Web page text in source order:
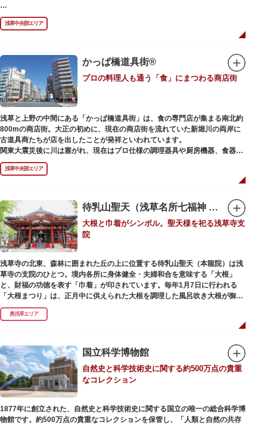
浅草の象徴とも言える「雷門（風雷神門）」は、高さ3.9mの大提灯と風神雷
神像が安置された浅草寺の総門。本堂前には2体の仁王尊像が並ぶ山門「宝
蔵門」が建ち、参拝客を堂々と迎えてくれます。本堂前には、邪気を払うご
身を清めましょう。「観音堂」とも呼ばれる本堂にはご本尊の聖観世音菩薩
が祀られており、毎日定時に法要が執り行われています。
境内の歴史ある建造物も必見です。ひと際目立つ五重塔、国指定重要文化財
の二天門、浅草名所七福神のひとつ・大黒天が祀られた影向堂（ようごうど
う）など、悠久の時に思いを馳せて見学をお楽しみください。
日没後はライトアップされ、朱塗りの建物がより一層鮮やかに浮かび上がり
ます。昼間は約90店舗が軒を連ねる仲見世のお店も閉まり、シャッターに描
かれた「浅草絵巻」を楽しめるのも夜の醍醐味。撮影スポットやデートスポ
ットにもおすすめです。昼間と比べて人が少なくゆっくり巡れるので、足を
運んでみてはいかがでしょうか。
浅草中央部エリア
かっぱ橋道具街®
プロの料理人も通う「食」にまつわる商店街
浅草と上野の中間にある「かっぱ橋道具街」は、食の専門店が集まる南北約
800mの商店街。大正の初めに、現在の商店街を流れていた新堀川の両岸に
古道具商たちが店を出したことが発祥といわれています。
関東大震災後に川は塞がれ、現在はプロ仕様の調理器具や厨房機器、食器、
包材、調理衣装など「食」にまつわる約170軒の専門店が集まる個性的な専
門商店街として賑わいを見せています。もちろん、ほとんどのお店が小売に
も対応。家庭の調理用具を購入したい人や観光客にもおすすめです。食品サ
毎年、道具の日である10月9日前後に開催される「かっぱ橋道具まつり」で
は、各店舗がおすすめ商品や掘り出しものを販売。また、年ごとに異なる
様々な催しものも行われます。
浅草中央部エリア
待乳山聖天（浅草名所七福神 毘沙門天）
大根と巾着がシンボル。聖天様を祀る浅草寺支
院
浅草寺の北東、森林に囲まれた丘の上に位置する待乳山聖天（本龍院）は浅
草寺の支院のひとつ。境内各所に身体健全・夫婦和合を意味する「大根」
と、財福の功徳を表す「巾着」が印されています。毎年1月7日に行われる
「大根まつり」は、正月中に供えられた大根を調理した風呂吹き大根が御神
酒とともに参拝者に振る舞われるイベント。聖天様のお下がりの大根をいた
だくことで、心身健康のご利益があるそうです。
養する最高の祈祷法。心願成就の力があると考えられており、依頼すると7
日間毎朝祈祷していただけます。また、浅草名所七福神のひとつとしても知
られ、毘沙門天が祀られています。
奥浅草エリア
国立科学博物館
自然史と科学技術史に関する約500万点の貴重
なコレクション
1877年に創立された、自然史と科学技術史に関する国立の唯一の総合科学博
物館です。約500万点の貴重なコレクションを保管し、「人類と自然の共存